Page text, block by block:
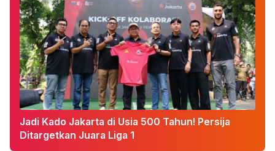
Jadi Kado Jakarta di Usia 500 Tahun! Persija
Ditargetkan Juara Liga 1